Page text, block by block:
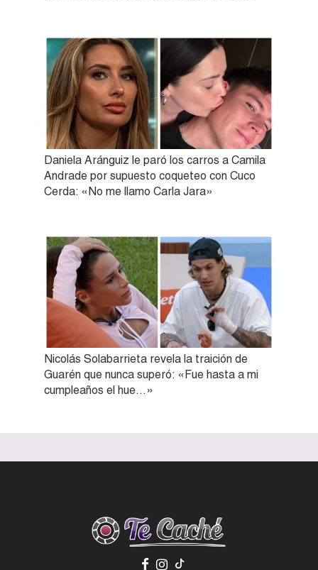
Daniela Aránguiz le paró los carros a Camila
Andrade por supuesto coqueteo con Cuco
Cerda: «No me llamo Carla Jara»
Nicolás Solabarrieta revela la traición de
Guarén que nunca superó: «Fue hasta a mi
cumpleaños el hue…»